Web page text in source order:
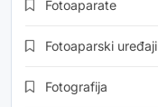
Fotoaparate
Fotoaparski uređaji
Fotografija